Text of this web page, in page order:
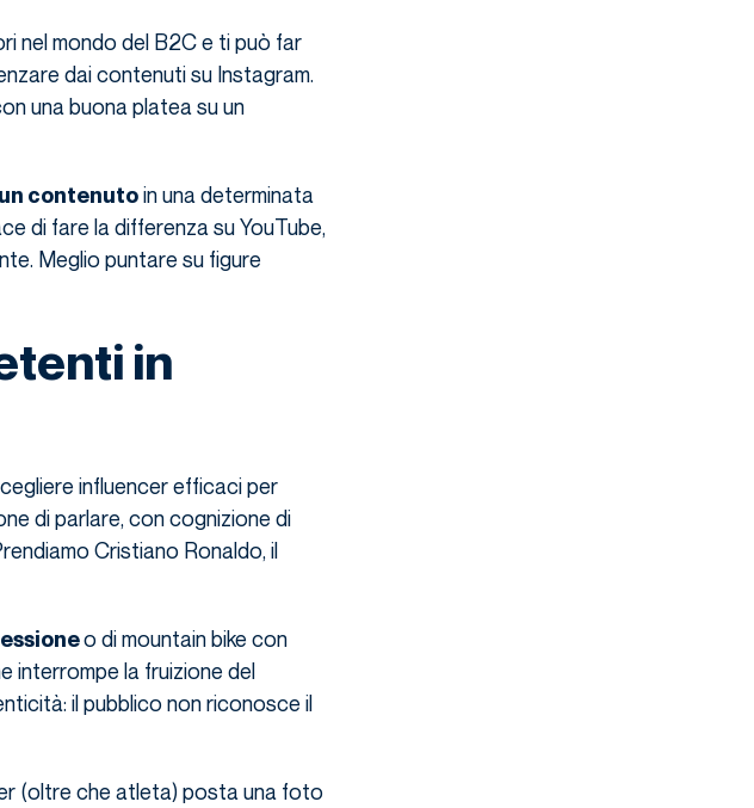
nel mondo del B2C e ti può far
dai contenuti su Instagram.
una buona platea su un
contenutoin una determinata
di fare la differenza su YouTube,
Meglio puntare su figure
in
influencer efficaci per
di parlare, con cognizione di
Cristiano Ronaldo, il
o di mountain bike con
interrompe la fruizione del
il pubblico non riconosce il
(oltre che atleta) posta una foto